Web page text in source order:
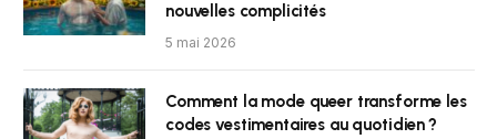
nouvelles complicités
5 mai 2026
Comment la mode queer transforme les
codes vestimentaires au quotidien ?